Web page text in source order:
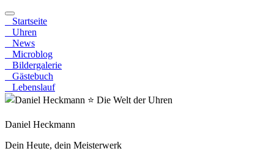
Startseite
Uhren
News
Microblog
Bildergalerie
Gästebuch
Lebenslauf
Daniel Heckmann
Dein Heute, dein Meisterwerk